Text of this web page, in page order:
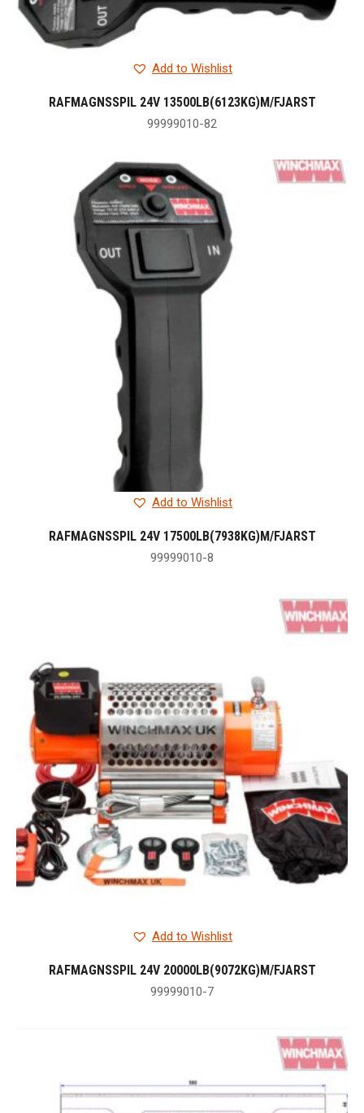
Add to Wishlist
RAFMAGNSSPIL 24V 13500LB(6123KG)M/FJARST
99999010-82
Add to Wishlist
RAFMAGNSSPIL 24V 17500LB(7938KG)M/FJARST
99999010-8
Add to Wishlist
RAFMAGNSSPIL 24V 20000LB(9072KG)M/FJARST
99999010-7